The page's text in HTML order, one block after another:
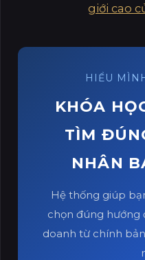
giới cao
HIỂU
KHÓA
TÌM
NHÂN
Hệ thống giúp
chọn đúng hướng
doanh từ chính